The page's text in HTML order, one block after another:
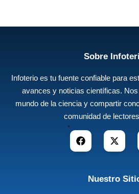
Sobre
Infoterio es tu fuente confiable para
avances y noticias científicas.
mundo de la ciencia y compartir
comunidad de
Nuestro